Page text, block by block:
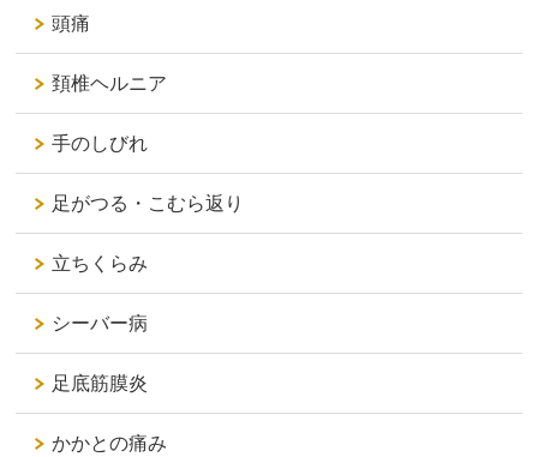
頭痛
頚椎ヘルニア
手のしびれ
足がつる・こむら返り
立ちくらみ
シーバー病
足底筋膜炎
かかとの痛み